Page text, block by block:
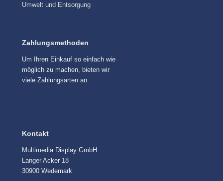
Umwelt und Entsorgung
Zahlungsmethoden
Um Ihren Einkauf so einfach wie
möglich zu machen, bieten wir
viele Zahlungsarten an.
Kontakt
Multimedia Display GmbH
Langer Acker 18
30900 Wedemark